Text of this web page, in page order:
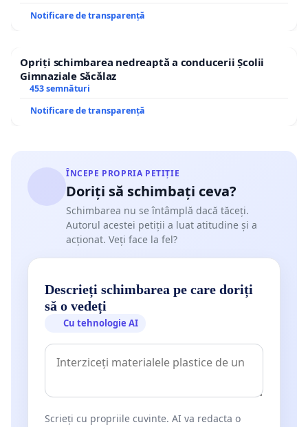
Notificare de transparență
Opriți schimbarea nedreaptă a conducerii Școlii
Gimnaziale Săcălaz
453 semnături
Notificare de transparență
ÎNCEPE PROPRIA PETIȚIE
Doriți să schimbați ceva?
Schimbarea nu se întâmplă dacă tăceți.
Autorul acestei petiții a luat atitudine și a
acționat. Veți face la fel?
Descrieți schimbarea pe care doriți
să o vedeți
Cu tehnologie AI
Scrieți cu propriile cuvinte. AI va redacta o